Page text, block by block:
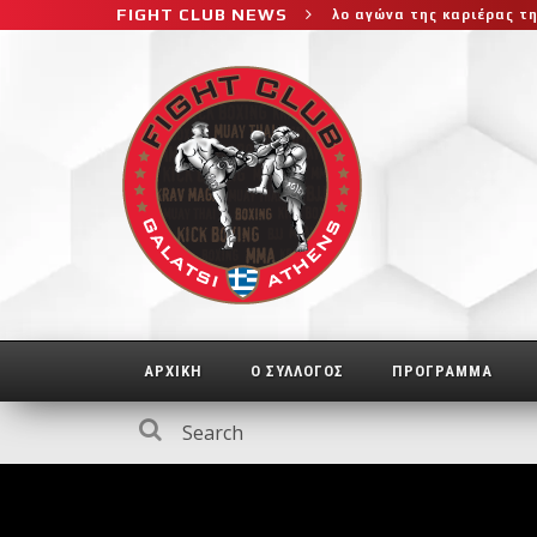
FIGHT CLUB NEWS
μεγαλύτερο και πιο δύσκολο αγώνα της καριέρας της,
ΑΡΧΙΚΗ Ο ΣΥΛΛΟΓΟΣ ΠΡΟΓΡΑΜΜΑ